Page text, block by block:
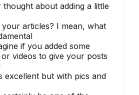
about adding a little
articles? I mean, what
if you added some
videos to give your posts
excellent but with pics and